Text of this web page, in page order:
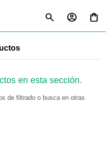
en esta sección.
de filtrado o busca en otras